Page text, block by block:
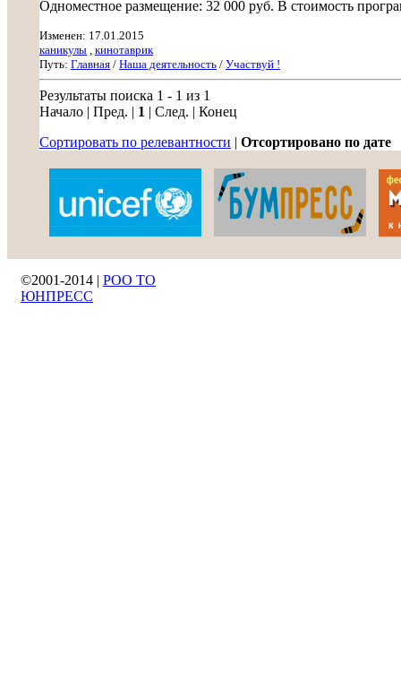
Одноместное размещение: 32 000 руб. В стоимость
Изменен: 17.01.2015
каникулы , кинотаврик
Путь: Главная / Наша деятельность / Участвуй !
Результаты поиска 1 - 1 из 1
Начало | Пред. | 1 | След. | Конец
Сортировать по релевантности | Отсортировано по дате
©2001-2014 | РОО ТО
ЮНПРЕСС